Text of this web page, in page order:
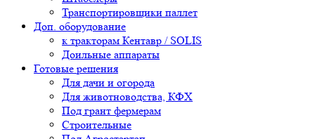
Транспортировщики паллет
Доп. оборудование
к тракторам Кентавр / SOLIS
Доильные аппараты
Готовые решения
Для дачи и огорода
Для животноводства, КФХ
Под грант фермерам
Строительные